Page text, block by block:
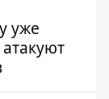
уже